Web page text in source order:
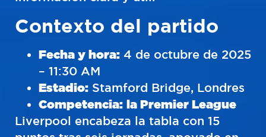
Contexto del partido
Fecha y hora: 4 de octubre de 2025
– 11:30 AM
Estadio: Stamford Bridge, Londres
Competencia: la Premier League
Liverpool encabeza la tabla con 15